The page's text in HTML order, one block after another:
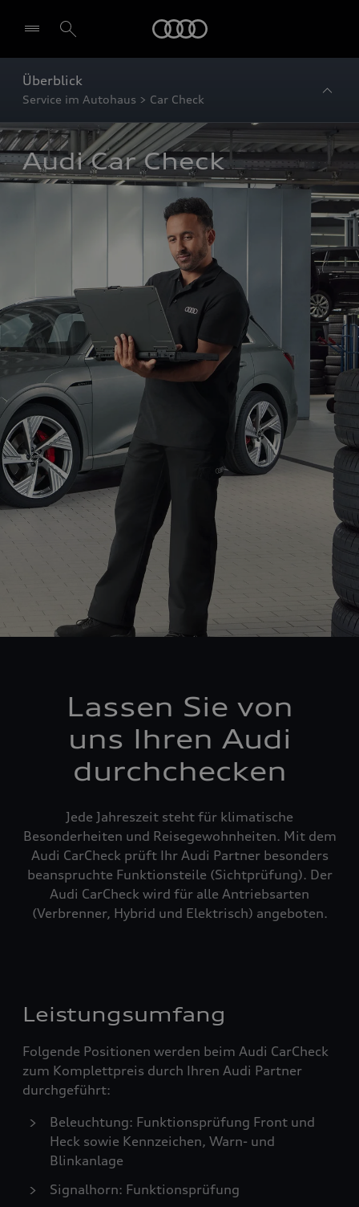
Überblick
Service im Autohaus > Car Check
Audi Car Check
Lassen Sie von
uns Ihren Audi
durchchecken
Jede Jahreszeit steht für klimatische
Besonderheiten und Reisegewohnheiten. Mit dem
Audi CarCheck prüft Ihr Audi Partner besonders
beanspruchte Funktionsteile (Sichtprüfung). Der
Audi CarCheck wird für alle Antriebsarten
(Verbrenner, Hybrid und Elektrisch) angeboten.
Leistungsumfang
Folgende Positionen werden beim Audi CarCheck
zum Komplettpreis durch Ihren Audi Partner
durchgeführt:
Beleuchtung: Funktionsprüfung Front und
Heck sowie Kennzeichen, Warn- und
Blinkanlage
Signalhorn: Funktionsprüfung